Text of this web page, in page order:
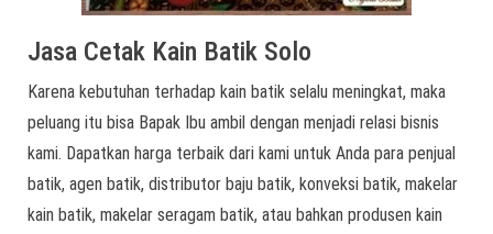
Jasa Cetak Kain Batik Solo
Karena kebutuhan terhadap kain batik selalu meningkat, maka
peluang itu bisa Bapak Ibu ambil dengan menjadi relasi bisnis
kami. Dapatkan harga terbaik dari kami untuk Anda para penjual
batik, agen batik, distributor baju batik, konveksi batik, makelar
kain batik, makelar seragam batik, atau bahkan produsen kain